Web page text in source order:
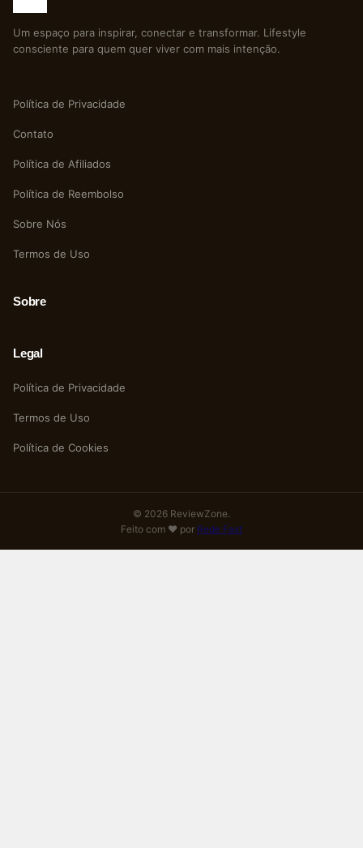
Um espaço para inspirar, conectar e transformar. Lifestyle
consciente para quem quer viver com mais intenção.
Política de Privacidade
Contato
Política de Afiliados
Política de Reembolso
Sobre Nós
Termos de Uso
Sobre
Legal
Política de Privacidade
Termos de Uso
Política de Cookies
© 2026 ReviewZone.
Feito com ❤️ por Rede Fast